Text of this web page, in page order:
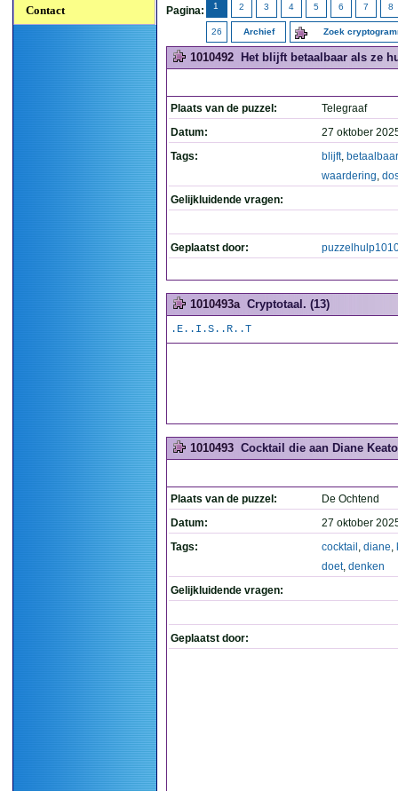
Contact Pagina: 1 2 3 4 5 6 7 8
26 Archief Zoek
1010492 Het blijft betaalbaar als ze
Plaats van de puzzel:
Telegraaf
Datum:
27 oktober
Tags:
blijft, betaalbaar
waardering,
Gelijkluidende vragen:
Geplaatst door:
1010493a Cryptotaal. (13)
.E..I.S..R..T
1010493 Cocktail die aan Diane
Plaats van de puzzel:
De Ochtend
Datum:
27 oktober
Tags:
cocktail , diane,
doet, denken
Gelijkluidende vragen:
Geplaatst door: